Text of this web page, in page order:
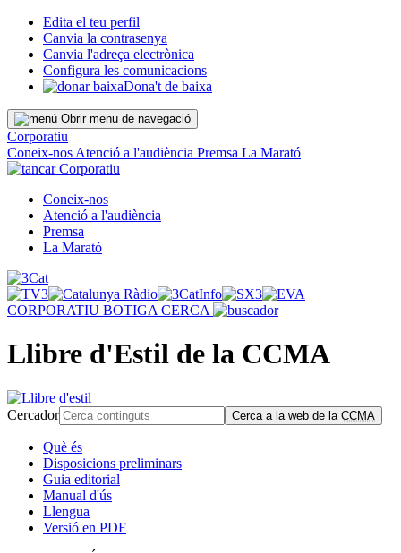
Edita el teu perfil
Canvia la contrasenya
Canvia l'adreça electrònica
Configura les comunicacions
Dona't de baixa
Obrir menu de navegació
Corporatiu
Coneix-nos Atenció a l'audiència Premsa La Marató
Corporatiu
Coneix-nos
Atenció a l'audiència
Premsa
La Marató
CORPORATIU BOTIGA CERCA
Llibre d'Estil de la CCMA
Cercador Cerca a la web de la CCMA
Què és
Disposicions preliminars
Guia editorial
Manual d'ús
Llengua
Versió en PDF